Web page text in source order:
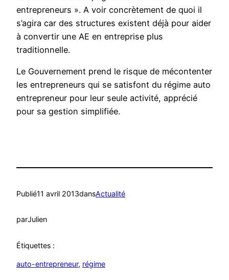
entrepreneurs ». A voir concrètement de quoi il
s’agira car des structures existent déjà pour aider
à convertir une AE en entreprise plus
traditionnelle.
Le Gouvernement prend le risque de mécontenter
les entrepreneurs qui se satisfont du régime auto
entrepreneur pour leur seule activité, apprécié
pour sa gestion simplifiée.
Publié11 avril 2013dansActualité
parJulien
Étiquettes :
auto-entrepreneur, régime